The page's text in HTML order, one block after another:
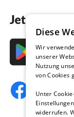
Jetzt die
Diese
Wir
unserer
Nutzung
von Cookies
Unter
widerrufen.